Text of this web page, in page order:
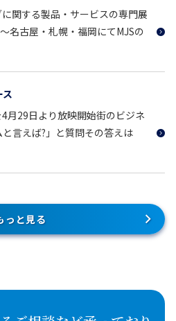
関する製品・サービスの専門展
名古屋・札幌・福岡にてMJSの
ス
月29日より放映開始街のビジネ
言えば?」と質問その答えは
っと見る